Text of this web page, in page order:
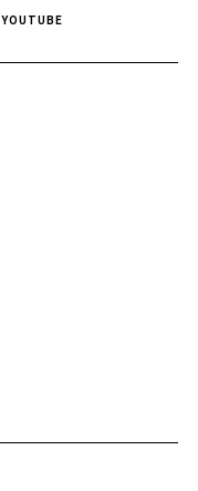
YOUTUBE